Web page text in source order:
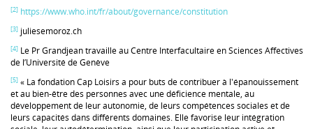
[2] https://www.who.int/fr/about/governance/constitution
[3] juliesemoroz.ch
[4] Le Pr Grandjean travaille au Centre Interfacultaire en Sciences Affectives
de l’Université de Genève
[5] « La fondation Cap Loisirs a pour buts de contribuer à l'épanouissement
et au bien-être des personnes avec une déficience mentale, au
développement de leur autonomie, de leurs compétences sociales et de
leurs capacités dans différents domaines. Elle favorise leur intégration